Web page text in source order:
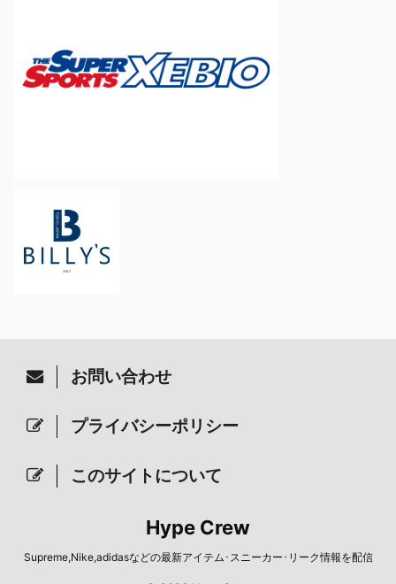
お問い合わせ
プライバシーポリシー
このサイトについて
Hype Crew
Supreme,Nike,adidasなどの最新アイテム･スニーカー･リーク情報を配信